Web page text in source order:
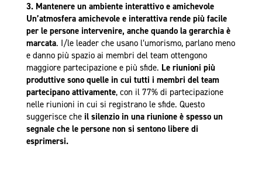
3. Mantenere un ambiente interattivo e amichevole
Un’atmosfera amichevole e interattiva rende più facile
per le persone intervenire, anche quando la gerarchia è
marcata. I/le leader che usano l’umorismo, parlano meno
e danno più spazio ai membri del team ottengono
maggiore partecipazione e più sfide. Le riunioni più
produttive sono quelle in cui tutti i membri del team
partecipano attivamente, con il 77% di partecipazione
nelle riunioni in cui si registrano le sfide. Questo
suggerisce che il silenzio in una riunione è spesso un
segnale che le persone non si sentono libere di
esprimersi.